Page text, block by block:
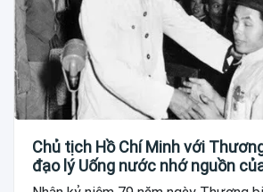
Chủ tịch Hồ Chí Minh với
đạo lý Uống nước nhớ nguồn